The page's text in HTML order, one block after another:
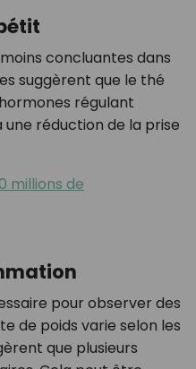
concluantes dans
suggèrent que le thé
régulant
réduction de la prise
millions de
pour observer des
de poids varie selon les
que plusieurs